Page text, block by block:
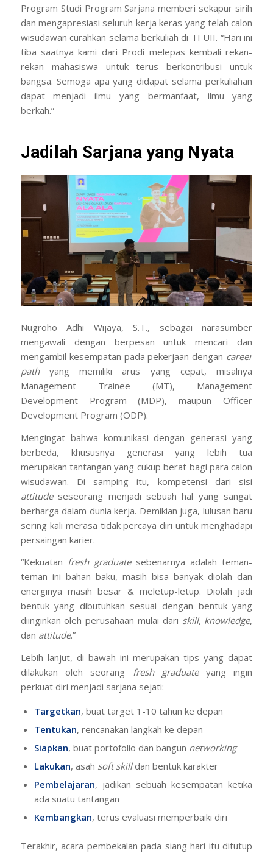
Program Studi Program Sarjana memberi sekapur sirih
dan mengapresiasi seluruh kerja keras yang telah calon
wisudawan curahkan selama berkuliah di TI UII. “Hari ini
tiba saatnya kami dari Prodi melepas kembali rekan-
rekan mahasiswa untuk terus berkontribusi untuk
bangsa. Semoga apa yang didapat selama perkuliahan
dapat menjadi ilmu yang bermanfaat, ilmu yang
berkah.”
Jadilah Sarjana yang Nyata
Nugroho Adhi Wijaya, S.T., sebagai narasumber
mengawali dengan berpesan untuk mencari dan
mengambil kesempatan pada pekerjaan dengan career
pathyang memiliki arus yang cepat, misalnya
Management Trainee (MT), Management
Development Program (MDP), maupun Officer
Development Program (ODP).
Mengingat bahwa komunikasi dengan generasi yang
berbeda, khususnya generasi yang lebih tua
merupakan tantangan yang cukup berat bagi para calon
wisudawan. Di samping itu, kompetensi dari sisi
attitudeseseorang menjadi sebuah hal yang sangat
berharga dalam dunia kerja. Demikian juga, lulusan baru
sering kali merasa tidak percaya diri untuk menghadapi
persaingan karier.
“Kekuatan fresh graduatesebenarnya adalah teman-
teman ini bahan baku, masih bisa banyak diolah dan
energinya masih besar & meletup-letup. Diolah jadi
bentuk yang dibutuhkan sesuai dengan bentuk yang
diinginkan oleh perusahaan mulai dari skill, knowledge,
dan attitude.”
Lebih lanjut, di bawah ini merupakan tips yang dapat
dilakukan oleh seorang fresh graduateyang ingin
perkuat diri menjadi sarjana sejati:
Targetkan, buat target 1-10 tahun ke depan
Tentukan, rencanakan langkah ke depan
Siapkan, buat portofolio dan bangun networking
Lakukan, asah soft skilldan bentuk karakter
Pembelajaran, jadikan sebuah kesempatan ketika
ada suatu tantangan
Kembangkan, terus evaluasi memperbaiki diri
Terakhir, acara pembekalan pada siang hari itu ditutup